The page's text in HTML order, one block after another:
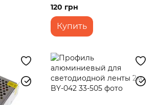
054
120 грн
Купить